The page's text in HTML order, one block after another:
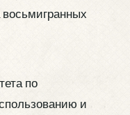
по
и